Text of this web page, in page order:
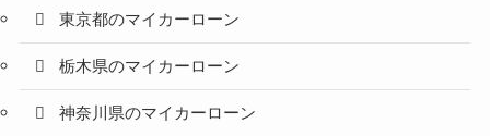
東京都のマイカーローン
栃木県のマイカーローン
神奈川県のマイカーローン